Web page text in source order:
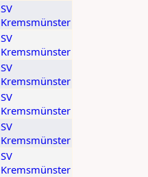
SV
Kremsmünster
SV
Kremsmünster
SV
Kremsmünster
SV
Kremsmünster
SV
Kremsmünster
SV
Kremsmünster